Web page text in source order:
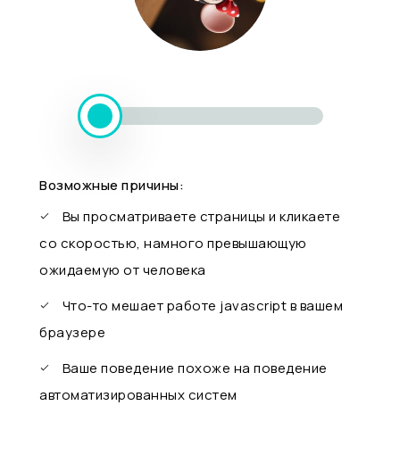
Возможные причины:
Вы просматриваете страницы и кликаете
со скоростью, намного превышающую
ожидаемую от человека
Что-то мешает работе javascript в вашем
браузере
Ваше поведение похоже на поведение
автоматизированных систем